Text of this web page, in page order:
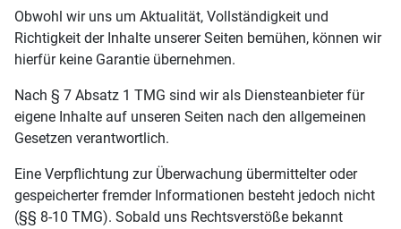
Obwohl wir uns um Aktualität, Vollständigkeit und
Richtigkeit der Inhalte unserer Seiten bemühen, können wir
hierfür keine Garantie übernehmen.
Nach § 7 Absatz 1 TMG sind wir als Diensteanbieter für
eigene Inhalte auf unseren Seiten nach den allgemeinen
Gesetzen verantwortlich.
Eine Verpflichtung zur Überwachung übermittelter oder
gespeicherter fremder Informationen besteht jedoch nicht
(§§ 8-10 TMG). Sobald uns Rechtsverstöße bekannt